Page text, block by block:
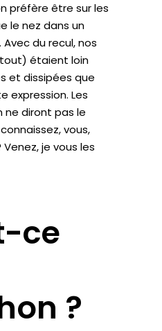
préfère être sur les
le nez dans un
du recul, nos
étaient loin
et dissipées que
expression. Les
ne diront pas le
vous,
je vous les
ce
?